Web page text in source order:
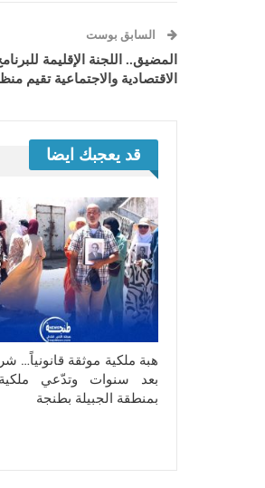
السابق بوست
المضيق.. اللجنة الإقليمة
الاقتصادية والاجتماعية تقيم
قد يعجبك ايضا
هبة ملكية موثقة قانونياً…
بعد سنوات وتدّعي
بمنطقة الجبيلة بطنجة